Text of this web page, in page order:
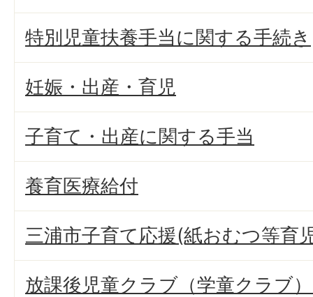
特別児童扶養手当に関する手続き
妊娠・出産・育児
子育て・出産に関する手当
養育医療給付
三浦市子育て応援(紙おむつ等育
放課後児童クラブ（学童クラブ